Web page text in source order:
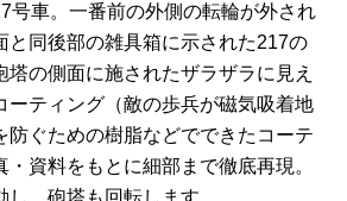
号車。一番前の外側の転輪が外され
と同後部の雑具箱に示された217の
塔の側面に施されたザラザラに見え
ーティング（敵の歩兵が磁気吸着地
防ぐための樹脂などでできたコーテ
・資料をもとに細部まで徹底再現。